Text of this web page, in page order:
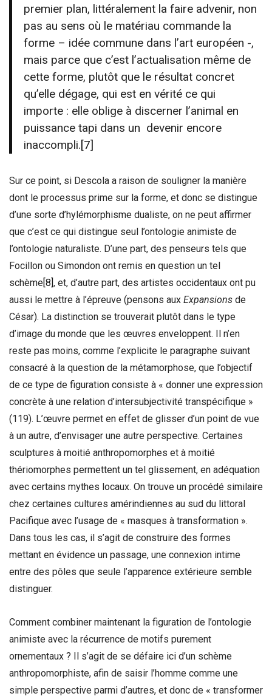
premier plan, littéralement la faire advenir, non
pas au sens où le matériau commande la
forme – idée commune dans l’art européen -,
mais parce que c’est l’actualisation même de
cette forme, plutôt que le résultat concret
qu’elle dégage, qui est en vérité ce qui
importe : elle oblige à discerner l’animal en
puissance tapi dans un devenir encore
inaccompli.[7]
Sur ce point, si Descola a raison de souligner la manière
dont le processus prime sur la forme, et donc se distingue
d’une sorte d’hylémorphisme dualiste, on ne peut affirmer
que c’est ce qui distingue seul l’ontologie animiste de
l’ontologie naturaliste. D’une part, des penseurs tels que
Focillon ou Simondon ont remis en question un tel
schème[8], et, d’autre part, des artistes occidentaux ont pu
aussi le mettre à l’épreuve (pensons aux Expansions de
César). La distinction se trouverait plutôt dans le type
d’image du monde que les œuvres enveloppent. Il n’en
reste pas moins, comme l’explicite le paragraphe suivant
consacré à la question de la métamorphose, que l’objectif
de ce type de figuration consiste à « donner une expression
concrète à une relation d’intersubjectivité transpécifique »
(119). L’œuvre permet en effet de glisser d’un point de vue
à un autre, d’envisager une autre perspective. Certaines
sculptures à moitié anthropomorphes et à moitié
thériomorphes permettent un tel glissement, en adéquation
avec certains mythes locaux. On trouve un procédé similaire
chez certaines cultures amérindiennes au sud du littoral
Pacifique avec l’usage de « masques à transformation ».
Dans tous les cas, il s’agit de construire des formes
mettant en évidence un passage, une connexion intime
entre des pôles que seule l’apparence extérieure semble
distinguer.
Comment combiner maintenant la figuration de l’ontologie
animiste avec la récurrence de motifs purement
ornementaux ? Il s’agit de se défaire ici d’un schème
anthropomorphiste, afin de saisir l’homme comme une
simple perspective parmi d’autres, et donc de « transformer